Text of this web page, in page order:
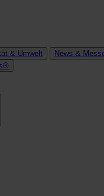
& Umwelt
News &